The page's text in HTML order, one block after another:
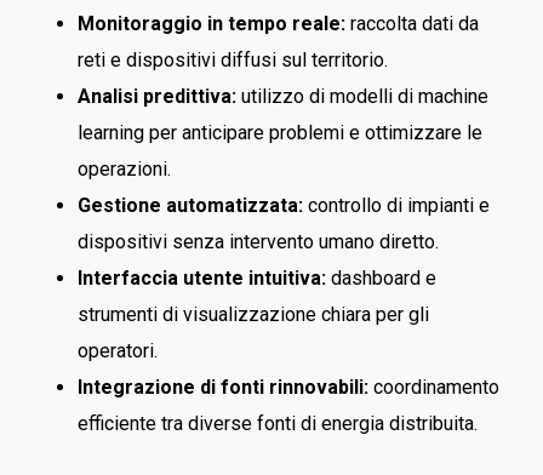
Monitoraggio in tempo reale:raccolta dati da
reti e dispositivi diffusi sul territorio.
Analisi predittiva:utilizzo di modelli di machine
learning per anticipare problemi e ottimizzare le
operazioni.
Gestione automatizzata:controllo di impianti e
dispositivi senza intervento umano diretto.
Interfaccia utente intuitiva:dashboard e
strumenti di visualizzazione chiara per gli
operatori.
Integrazione di fonti rinnovabili:coordinamento
efficiente tra diverse fonti di energia distribuita.